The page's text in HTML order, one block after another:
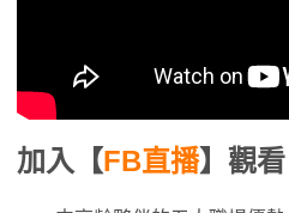
加入【FB直播】觀看